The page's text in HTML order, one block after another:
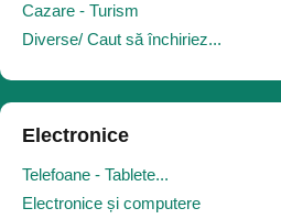
Cazare - Turism
Diverse/ Caut să închiriez...
Electronice
Telefoane - Tablete...
Electronice și computere